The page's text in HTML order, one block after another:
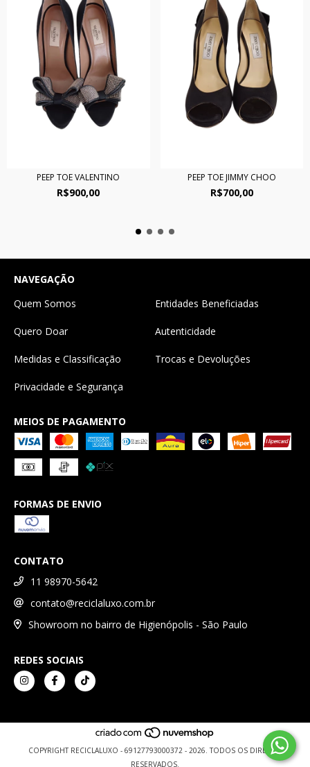
PEEP TOE VALENTINO
R$900,00
PEEP TOE JIMMY CHOO
R$700,00
NAVEGAÇÃO
Quem Somos
Entidades Beneficiadas
Quero Doar Autenticidade
Medidas e Classificação Trocas e Devoluções
Privacidade e Segurança
MEIOS DE PAGAMENTO
FORMAS DE ENVIO
CONTATO
11 98970-5642
contato@reciclaluxo.com.br
Showroom no bairro de Higienópolis - São Paulo
REDES SOCIAIS
COPYRIGHT RECICLALUXO - 69127793000372 - 2026. TODOS OS DIREITOS
RESERVADOS.